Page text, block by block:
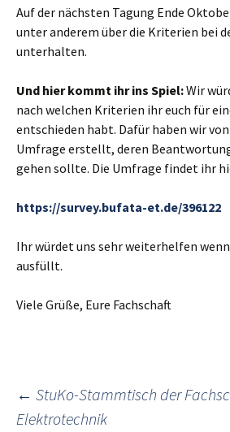
Auf der nächsten Tagung Ende
unter anderem über die Kriterien bei
unterhalten.
Und hier kommt ihr ins Spiel:Wir
nach welchen Kriterien ihr euch für
entschieden habt. Dafür haben wir von
Umfrage erstellt, deren
gehen sollte. Die Umfrage findet ihr
https://survey.bufata-et.de/396122
Ihr würdet uns sehr weiterhelfen
ausfüllt.
Viele Grüße, Eure Fachschaft
Post
← StuKo-Stammtisch der
Elektrotechnik